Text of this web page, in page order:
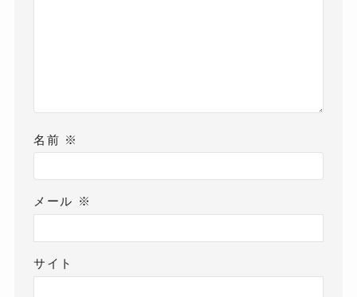
名前 ※
メール ※
サイト